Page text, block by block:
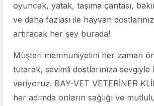
oyuncak, yatak, taşıma çantası,
ve daha fazlası ile hayvan
artıracak her şey burada!
Müşteri memnuniyetini her zaman
tutarak, sevimli dostlarınıza sevgiyle
veriyoruz. BAY-VET VETERİNER
her adımda onların sağlığı ve